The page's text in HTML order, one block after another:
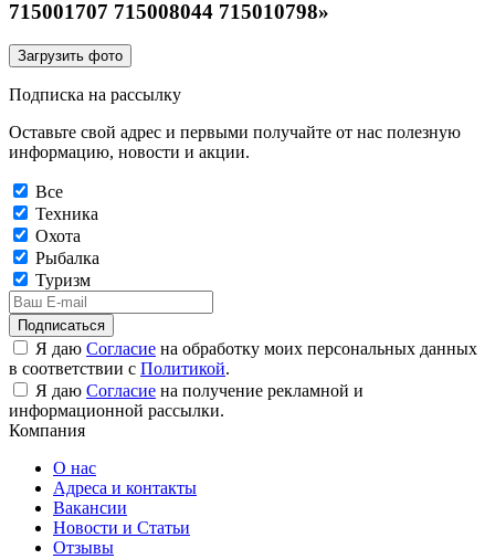
715001707 715008044 715010798»
Загрузить фото
Подписка на рассылку
Оставьте свой адрес и первыми получайте от нас полезную
информацию, новости и акции.
Все
Техника
Охота
Рыбалка
Туризм
Подписаться
Я даю Согласие на обработку моих персональных данных
в соответствии с Политикой.
Я даю Согласие на получение рекламной и
информационной рассылки.
Компания
О нас
Адреса и контакты
Вакансии
Новости и Статьи
Отзывы